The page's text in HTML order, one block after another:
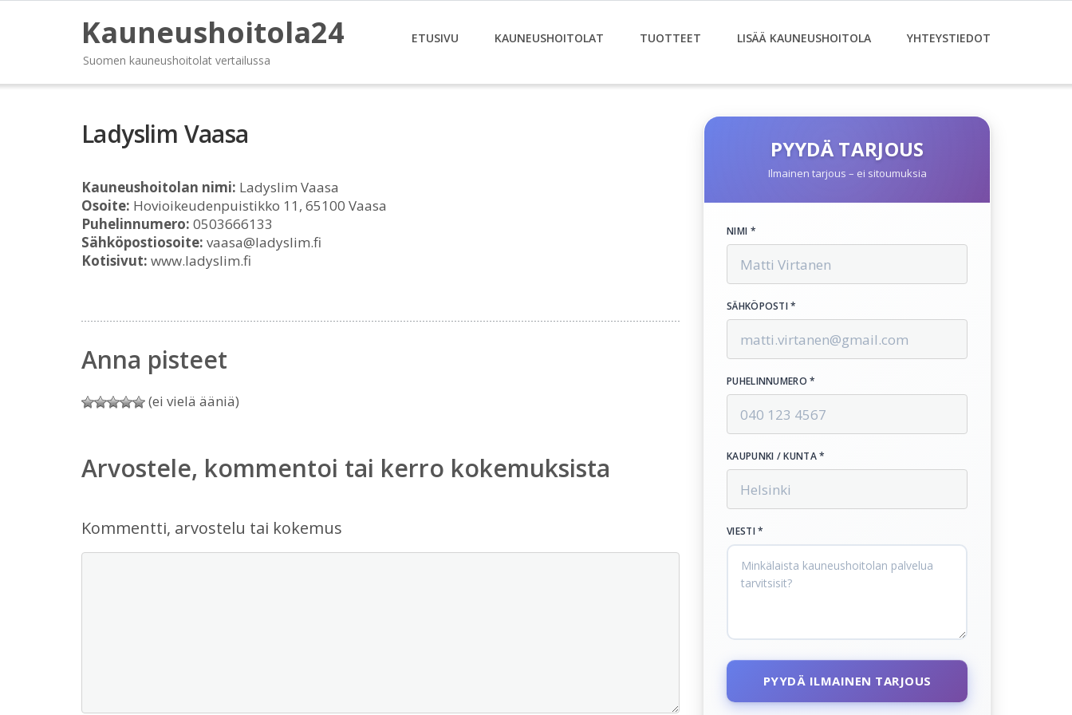
Kauneushoitola24
Suomen kauneushoitolat vertailussa
ETUSIVU KAUNEUSHOITOLAT TUOTTEET LISÄÄ KAUNEUSHOITOLA YHTEYSTIEDOT
Ladyslim Vaasa
Kauneushoitolan nimi: Ladyslim Vaasa
Osoite: Hovioikeudenpuistikko 11, 65100 Vaasa
Puhelinnumero: 0503666133
Sähköpostiosoite: vaasa@ladyslim.fi
Kotisivut: www.ladyslim.fi
Anna pisteet
(ei vielä ääniä)
Arvostele, kommentoi tai kerro kokemuksista
Kommentti, arvostelu tai kokemus
PYYDÄ TARJOUS
Ilmainen tarjous – ei sitoumuksia
NIMI *
SÄHKÖPOSTI *
PUHELINNUMERO *
KAUPUNKI / KUNTA *
VIESTI *
PYYDÄ ILMAINEN TARJOUS